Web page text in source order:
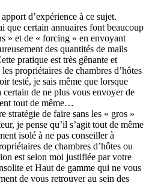
d’expérience à ce sujet.
que certain annuaires font beaucoup
» et de « forcing » en envoyant
des quantités de mails
pratique est très gênante et
propriétaires de chambres d’hôtes
testé, je sais même que lorsque
certain de ne plus vous envoyer de
tout de même…
stratégie de faire sans les « gros »
je pense qu’il s’agit tout de même
isolé à ne pas conseiller à
de chambres d’hôtes ou
est selon moi justifiée par votre
et Haut de gamme qui ne vous
de vous retrouver au sein des